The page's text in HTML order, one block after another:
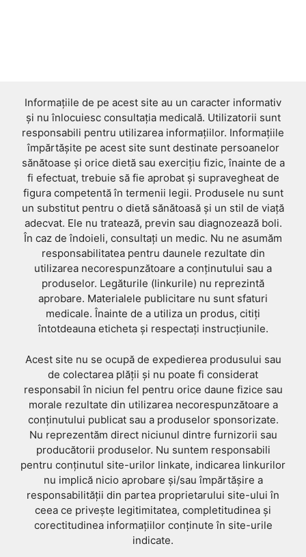
Informațiile de pe acest site au un caracter informativ
și nu înlocuiesc consultația medicală. Utilizatorii sunt
responsabili pentru utilizarea informațiilor. Informațiile
împărtășite pe acest site sunt destinate persoanelor
sănătoase și orice dietă sau exercițiu fizic, înainte de a
fi efectuat, trebuie să fie aprobat și supravegheat de
figura competentă în termenii legii. Produsele nu sunt
un substitut pentru o dietă sănătoasă și un stil de viață
adecvat. Ele nu tratează, previn sau diagnozează boli.
În caz de îndoieli, consultați un medic. Nu ne asumăm
responsabilitatea pentru daunele rezultate din
utilizarea necorespunzătoare a conținutului sau a
produselor. Legăturile (linkurile) nu reprezintă
aprobare. Materialele publicitare nu sunt sfaturi
medicale. Înainte de a utiliza un produs, citiți
întotdeauna eticheta și respectați instrucțiunile.
Acest site nu se ocupă de expedierea produsului sau
de colectarea plății și nu poate fi considerat
responsabil în niciun fel pentru orice daune fizice sau
morale rezultate din utilizarea necorespunzătoare a
conținutului publicat sau a produselor sponsorizate.
Nu reprezentăm direct niciunul dintre furnizorii sau
producătorii produselor. Nu suntem responsabili
pentru conținutul site-urilor linkate, indicarea linkurilor
nu implică nicio aprobare și/sau împărtășire a
responsabilității din partea proprietarului site-ului în
ceea ce privește legitimitatea, completitudinea și
corectitudinea informațiilor conținute în site-urile
indicate.